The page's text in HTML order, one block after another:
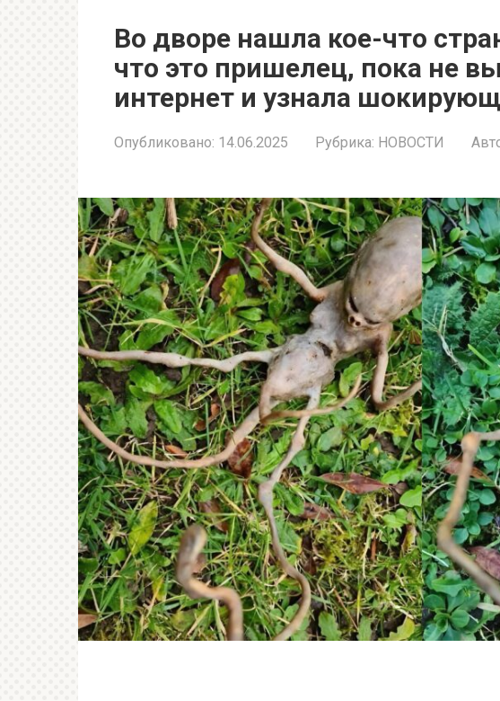
Во дворе нашла кое-что
что это пришелец, пока не
интернет и узнала
Опубликовано: 14.06.2025 Рубрика: НОВОСТИ